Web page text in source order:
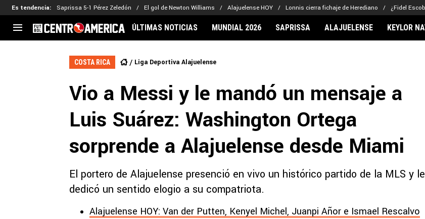
Es tendencia: Saprissa 5-1 Pérez Zeledón El gol de Newton Williams Alajuelense HOY Lonnis cierra fichaje de Herediano ¿Fidel
CENTROAMÉRICA
CONCACAF
Liga de Naciones
Copa de Campeones
MLS
LEGIONARIOS
Kervin Arriaga
Nathaniel Méndez-Laing
Alajuelense
Comunicaciones
Municipal
Olimpia
Real Estelí
ÚLTIMAS NOTICIAS MUNDIAL 2026 SAPRISSA ALAJUELENSE KEYLOR
COSTA RICA Liga Deportiva Alajuelense
Vio a Messi y le mandó un mensaje a
Luis Suárez: Washington Ortega
sorprende a Alajuelense desde Miami
El portero de Alajuelense presenció en vivo un histórico partido de la MLS y le
dedicó un sentido elogio a su compatriota.
Alajuelense HOY: Van der Putten, Kenyel Michel, Juanpi Añor e Ismael Rescalvo